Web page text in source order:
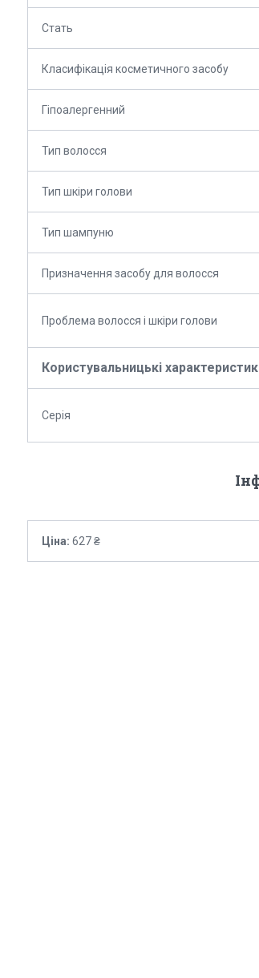
Стать
Класифікація косметичного засобу
Гіпоалергенний
Тип волосся
Тип шкіри голови
Тип шампуню
Призначення засобу для волосся
Проблема волосся і шкіри голови
Користувальницькі
Серія
Ціна: 627 ₴